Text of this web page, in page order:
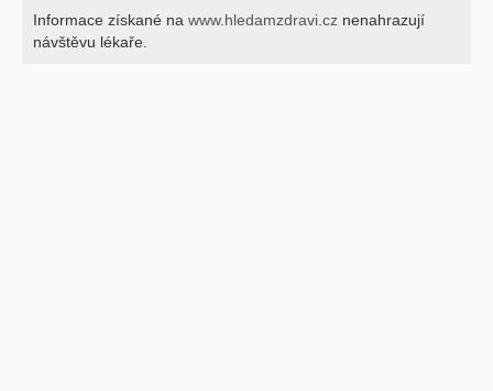
Informace získané na www.hledamzdravi.cz nenahrazují
návštěvu lékaře.